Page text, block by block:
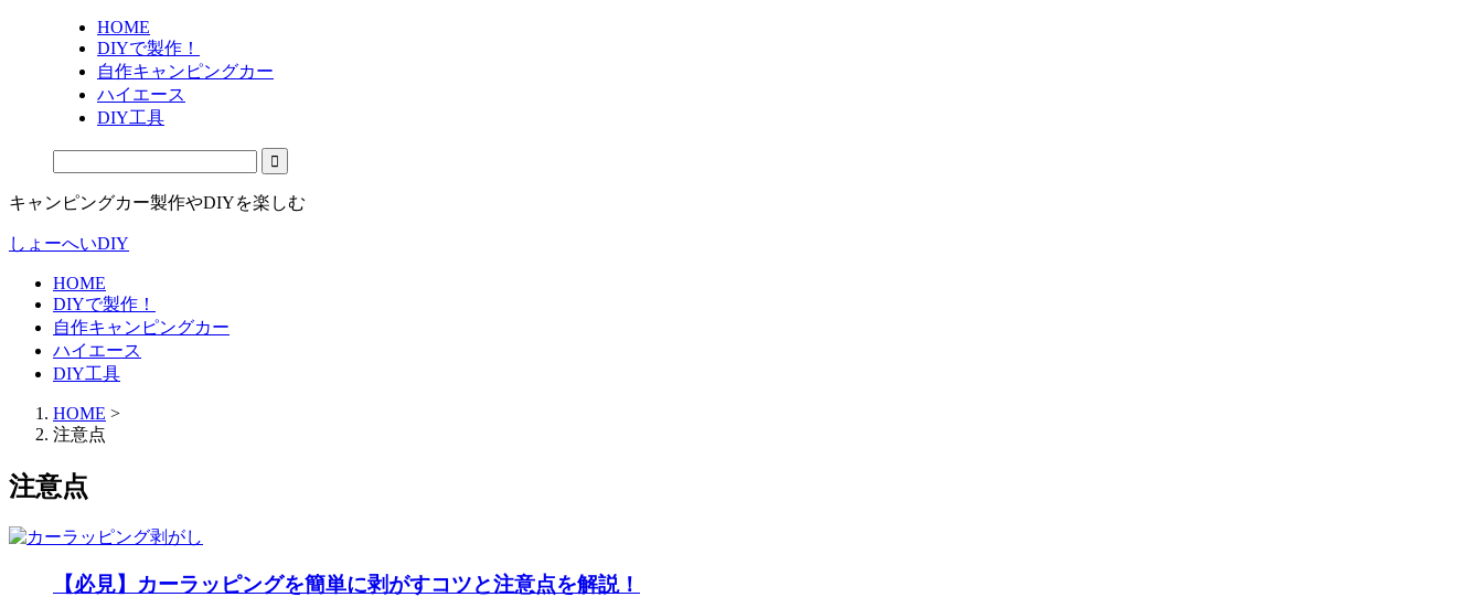
HOME
DIYで製作！
自作キャンピングカー
ハイエース
DIY工具
キャンピングカー製作やDIYを楽しむ
しょーへいDIY
HOME
DIYで製作！
自作キャンピングカー
ハイエース
DIY工具
HOME >
注意点
注意点
【必見】カーラッピングを簡単に剥がすコツと注意点を解説！